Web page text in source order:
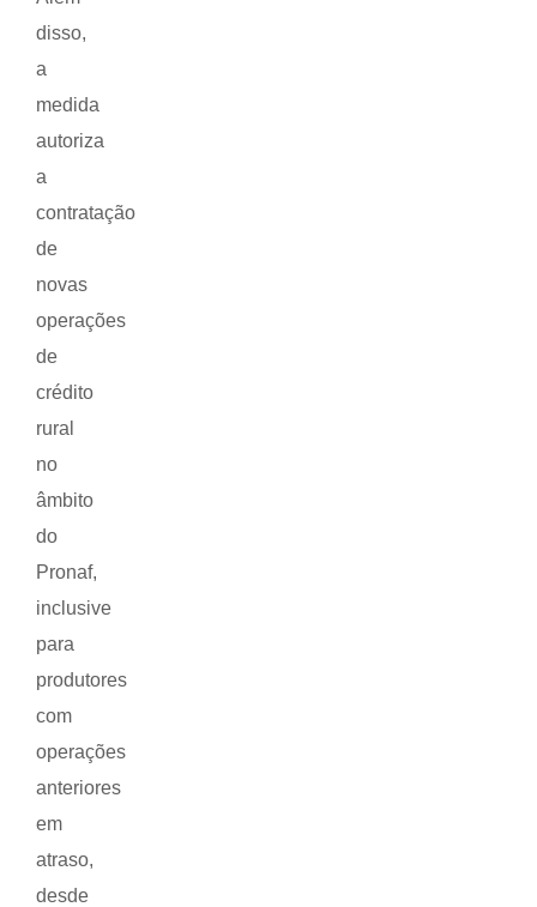
disso,
a
medida
autoriza
a
contratação
de
novas
operações
de
crédito
rural
no
âmbito
do
Pronaf,
inclusive
para
produtores
com
operações
anteriores
em
atraso,
desde